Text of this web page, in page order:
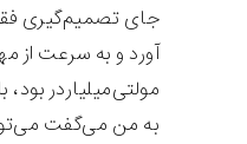
جای تصمیم‌گیری
آورد و به سرعت از
مولتی‌میلیاردر
به من می‌گفت